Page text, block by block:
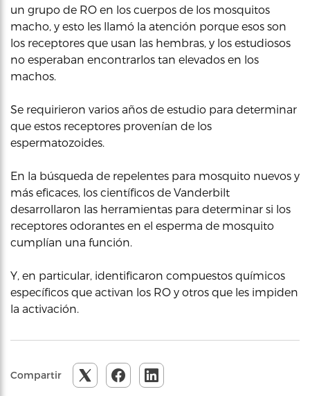
un grupo de RO en los cuerpos de los mosquitos
macho, y esto les llamó la atención porque esos son
los receptores que usan las hembras, y los estudiosos
no esperaban encontrarlos tan elevados en los
machos.
Se requirieron varios años de estudio para determinar
que estos receptores provenían de los
espermatozoides.
En la búsqueda de repelentes para mosquito nuevos y
más eficaces, los científicos de Vanderbilt
desarrollaron las herramientas para determinar si los
receptores odorantes en el esperma de mosquito
cumplían una función.
Y, en particular, identificaron compuestos químicos
específicos que activan los RO y otros que les impiden
la activación.
Compartir